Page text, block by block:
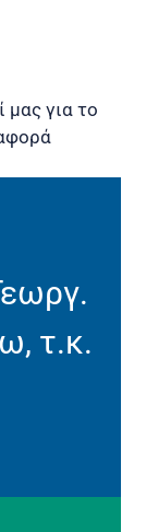
μας για το
τ.κ.